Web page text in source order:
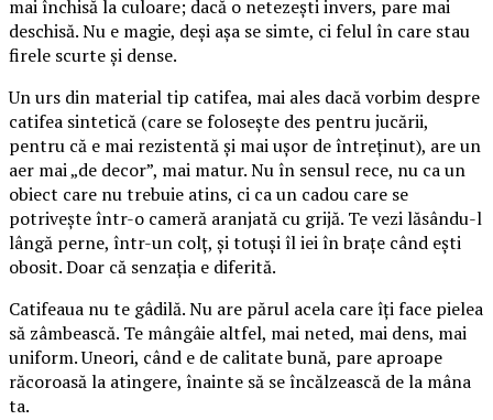
mai închisă la culoare; dacă o netezești invers, pare mai
deschisă. Nu e magie, deși așa se simte, ci felul în care stau
firele scurte și dense.
Un urs din material tip catifea, mai ales dacă vorbim despre
catifea sintetică (care se folosește des pentru jucării,
pentru că e mai rezistentă și mai ușor de întreținut), are un
aer mai „de decor”, mai matur. Nu în sensul rece, nu ca un
obiect care nu trebuie atins, ci ca un cadou care se
potrivește într-o cameră aranjată cu grijă. Te vezi lăsându-l
lângă perne, într-un colț, și totuși îl iei în brațe când ești
obosit. Doar că senzația e diferită.
Catifeaua nu te gâdilă. Nu are părul acela care îți face pielea
să zâmbească. Te mângâie altfel, mai neted, mai dens, mai
uniform. Uneori, când e de calitate bună, pare aproape
răcoroasă la atingere, înainte să se încălzească de la mâna
ta.